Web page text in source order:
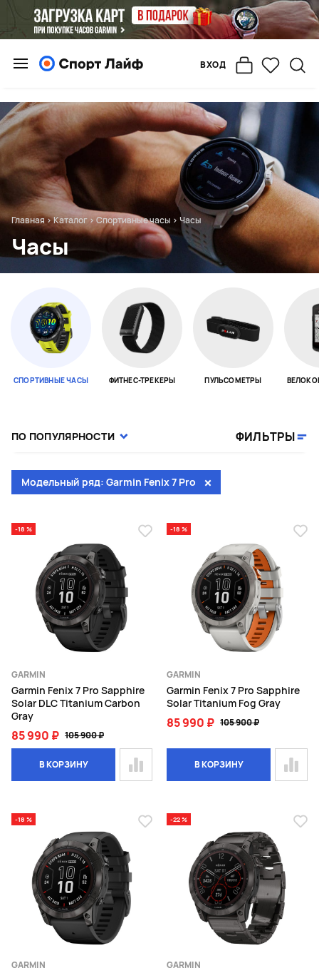
ВХОД
Главная>Каталог>Спортивные часы > Часы
Часы
СПОРТИВНЫЕ ЧАСЫ ФИТНЕС-ТРЕКЕРЫ ПУЛЬСОМЕТРЫ
ПО ПОПУЛЯРНОСТИ ФИЛЬТРЫ
Модельный ряд: Garmin Fenix 7 Pro
-18 %
GARMIN
Garmin Fenix 7 Pro Sapphire
Solar DLC Titanium Carbon
Gray
85 990 ₽ 105 900 ₽
В КОРЗИНУ
-18 %
GARMIN
Garmin Fenix 7 Pro Sapphire
Solar Titanium Fog Gray
85 990 ₽ 105 900 ₽
В КОРЗИНУ
-18 %
GARMIN
-22 %
GARMIN